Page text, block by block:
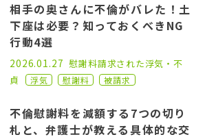
相手の奥さんに不倫がバレた！土
下座は必要？知っておくべきNG
行動4選
2022.12.07
2026.01.27 慰謝料請求された浮気・不
貞
浮気 慰謝料 被請求
不倫慰謝料を減額する7つの切り
札と、弁護士が教える具体的な交